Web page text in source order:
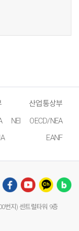
산업통상부
NEI
OECD/NEA
EANF
번지) 센트럴타워 9층